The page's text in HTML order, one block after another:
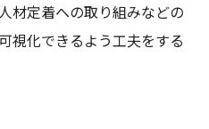
材定着への取り組みなどの
視化できるよう工夫をする